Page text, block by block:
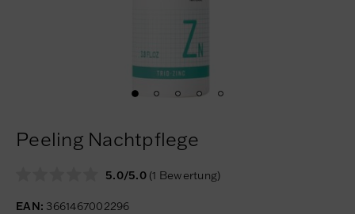
Peeling Nachtpflege
5.0/5.0(1 Bewertung)
EAN: 3661467002296